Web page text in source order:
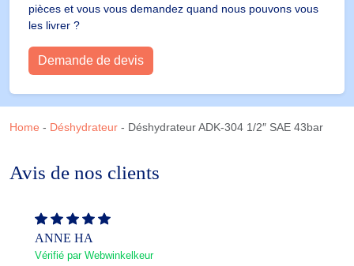
pièces et vous vous demandez quand nous pouvons vous
les livrer ?
Demande de devis
Home - Déshydrateur - Déshydrateur ADK-304 1/2″ SAE 43bar
Avis de nos clients
ANNE HA
Vérifié par Webwinkelkeur